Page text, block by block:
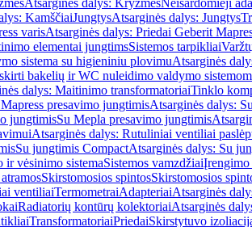
Atsarginės dalys: KryžmėsNeišardomieji
KamščiaiJungtysAtsarginės dalys: Jungtys
varisAtsarginės dalys: Priedai Geberit
elementai jungtimsSistemos tarpikliai
sistema su higieniniu plovimuAtsarginės
bakelių ir WC nuleidimo valdymo
dalys: Maitinimo transformatoriaiTinklo
presavimo jungtimisAtsarginės dalys:
jungtimisSu Mepla presavimo jungtimis
Atsarginės dalys: Rutuliniai ventiliai
Su jungtimis CompactAtsarginės dalys: Su
ir vėsinimo sistemaSistemos vamzdžiaiĮrengimo
Skirstomosios spintosSkirstomosios
ventiliaiTermometraiAdapteriaiAtsarginės
Radiatorių kontūrų kolektoriaiAtsarginės
TransformatoriaiPriedaiSkirstytuvo